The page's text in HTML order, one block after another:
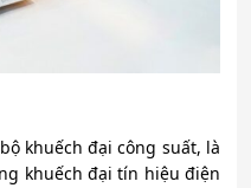
khuếch đại công suất, là
khuếch đại tín hiệu điện